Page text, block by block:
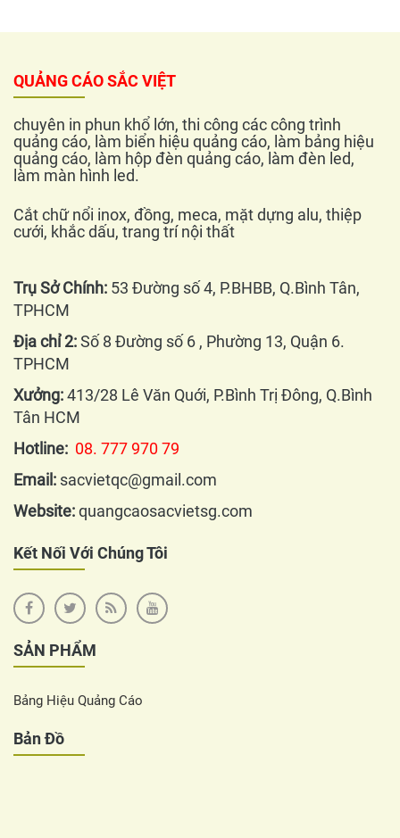
QUẢNG CÁO SẮC VIỆT
chuyên in phun khổ lớn, thi công các công trình
quảng cáo, làm biển hiệu quảng cáo, làm bảng hiệu
quảng cáo, làm hộp đèn quảng cáo, làm đèn led,
làm màn hình led.
Cắt chữ nổi inox, đồng, meca, mặt dựng alu, thiệp
cưới, khắc dấu, trang trí nội thất
Trụ Sở Chính: 53 Đường số 4, P.BHBB, Q.Bình Tân,
TPHCM
Địa chỉ 2:Số 8 Đường số 6 , Phường 13, Quận 6.
TPHCM
Xưởng:413/28 Lê Văn Quới, P.Bình Trị Đông, Q.Bình
Tân HCM
Hotline: 08. 777 970 79
Email: sacvietqc@gmail.com
Website:quangcaosacvietsg.com
Kết Nối Với Chúng Tôi
SẢN PHẨM
Bảng Hiệu Quảng Cáo
Bản Đồ